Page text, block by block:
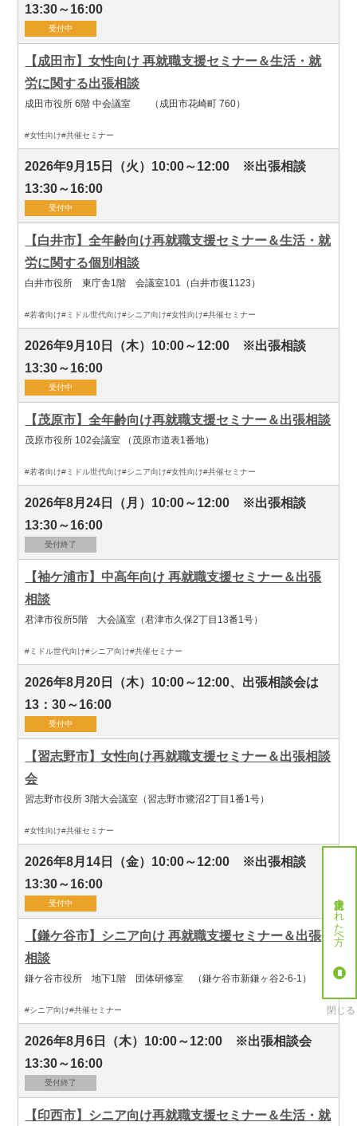
13:30～16:00
受付中
【成田市】女性向け 再就職支援セミナー＆生活・就
労に関する出張相談
成田市役所 6階 中会議室 （成田市花崎町 760）
#女性向け#共催セミナー
2026年9月15日（火）10:00～12:00 ※出張相談
13:30～16:00
受付中
【白井市】全年齢向け再就職支援セミナー＆生活・就
労に関する個別相談
⽩井市役所 東庁舎1階 会議室101（白井市復1123）
#若者向け#ミドル世代向け#シニア向け#女性向け#共催セミナー
2026年9月10日（木）10:00～12:00 ※出張相談
13:30～16:00
受付中
【茂原市】全年齢向け再就職支援セミナー＆出張相談
茂原市役所 102会議室 （茂原市道表1番地）
#若者向け#ミドル世代向け#シニア向け#女性向け#共催セミナー
2026年8月24日（月）10:00～12:00 ※出張相談
13:30～16:00
受付終了
【袖ケ浦市】中高年向け 再就職支援セミナー＆出張
相談
君津市役所5階 大会議室（君津市久保2丁目13番1号）
#ミドル世代向け#シニア向け#共催セミナー
2026年8月20日（木）10:00～12:00、出張相談会は
13：30～16:00
受付中
【習志野市】女性向け再就職支援セミナー＆出張相談
会
習志野市役所 3階大会議室（習志野市鷺沼2丁目1番1号）
#女性向け#共催セミナー
2026年8月14日（金）10:00～12:00 ※出張相談
13:30～16:00
受付中
【鎌ケ谷市】シニア向け 再就職支援セミナー＆出張
相談
鎌ケ谷市役所 地下1階 団体研修室 （鎌ケ谷市新鎌ヶ谷2-6-1）
#シニア向け#共催セミナー
2026年8月6日（木）10:00～12:00 ※出張相談会
13:30～16:00
受付終了
【印西市】シニア向け再就職支援セミナー＆生活・就
就労決定された方へ
閉じる